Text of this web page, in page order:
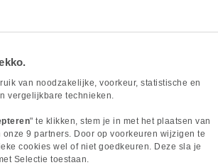
van noodzakelijke, voorkeur, statistische en
vergelijkbare technieken.
" te klikken, stem je in met het plaatsen van
9 partners. Door op voorkeuren wijzigen te
cookies wel of niet goedkeuren. Deze sla je
Selectie toestaan.
DISPLAYPORT 1.1 MALE >
A MALE PASSIEF 2 M ZWART
is helaas niet meer beschikbaar.
best om al onze producten zo lang
te houden.
Helaas is dit product op dit
onze leveranciers leverbaar.